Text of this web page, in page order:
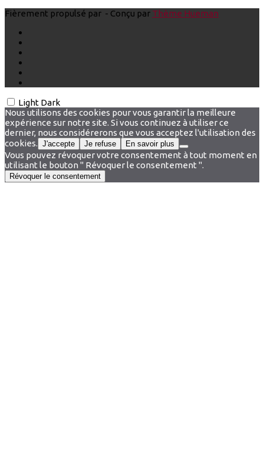
Fièrement propulsé par - Conçu par Thème Hueman
Light Dark
Nous utilisons des cookies pour vous garantir la meilleure
expérience sur notre site. Si vous continuez à utiliser ce
dernier, nous considérerons que vous acceptez l'utilisation des
cookies. J'accepte Je refuse En savoir plus
Vous pouvez révoquer votre consentement à tout moment en
utilisant le bouton " Révoquer le consentement ".
Révoquer le consentement